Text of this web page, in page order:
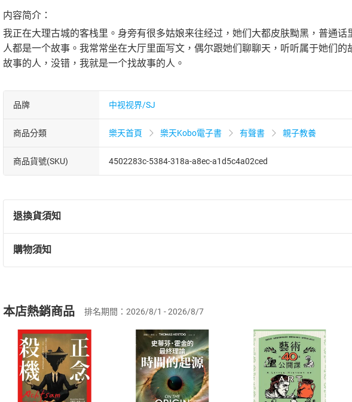
内容简介：
我正在大理古城的客栈里。身旁有很多姑娘来往经过，她们大都皮肤黝黑，普通
人都是一个故事。我常常坐在大厅里面写文，偶尔跟她们聊聊天，听听属于她们
故事的人，没错，我就是一个找故事的人。
品牌 中视视界/SJ
商品分類 樂天首頁 樂天Kobo電子書 有聲書 親子教養
商品貨號(SKU) 4502283c-5384-318a-a8ec-a1d5c4a02ced
退換貨須知
退換貨規定：
(一)依消費者保護法第19條第1項後段暨通訊交易解除權合理例外情事適用
(二)消費者訂購本店鋪之商品即代表知悉本店鋪所銷售之商品為電子書，
且已下載/存取電子書，不得請求退貨退款。
退貨方式：您欲取消訂單或辦理退貨時，請登入樂天市場，並於「我的訂單
貨」，本店鋪將依您的申請進行審核，待審核通過後將為您辦理退款事宜。
請注意，樂天市場須以整筆訂單為單位進行取消/退貨，恕無法以單支商品取
購物須知
挑選商品
Choose
放入購物車
Shopping cart
登入帳號
Login
購書後，如何開始使用？
本店熱銷商品 排名期間：2026/8/1 - 2026/8/7